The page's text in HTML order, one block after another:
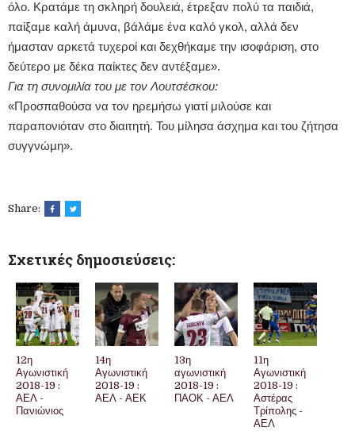
όλο. Κρατάμε τη σκληρή δουλειά, έτρεξαν πολύ τα παιδιά,
παίξαμε καλή άμυνα, βάλάμε ένα καλό γκολ, αλλά δεν
ήμασταν αρκετά τυχεροί και δεχθήκαμε την ισοφάριση, στο
δεύτερο με δέκα παίκτες δεν αντέξαμε».
Για τη συνομιλία του με τον Λουτσέσκου:
«Προσπαθούσα να τον ηρεμήσω γιατί μιλούσε και
παραπονιόταν στο διαιτητή. Του μίλησα άσχημα και του ζήτησα
συγγνώμη».
Share:
Σχετικές δημοσιεύσεις:
12η
Αγωνιστική
2018-19 :
ΑΕΛ -
Πανιώνιος
14η
Αγωνιστική
2018-19 :
ΑΕΛ - ΑΕΚ
13η
αγωνιστική
2018-19 :
ΠΑΟΚ - ΑΕΛ
11η
Αγωνιστική
2018-19 :
Αστέρας
Τρίπολης -
ΑΕΛ